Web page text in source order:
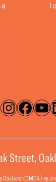
Street,
Oakland (OMCA) es